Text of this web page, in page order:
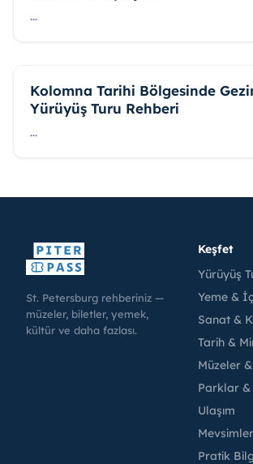
...
Kolomna Tarihi Bölgesinde
Yürüyüş Turu Rehberi
...
St. Petersburg rehberiniz —
müzeler, biletler, yemek,
kültür ve daha fazlası.
Keşfet
Yürüyüş
Yeme &
Sanat &
Tarih &
Müzeler
Parklar &
Ulaşım
Pratik